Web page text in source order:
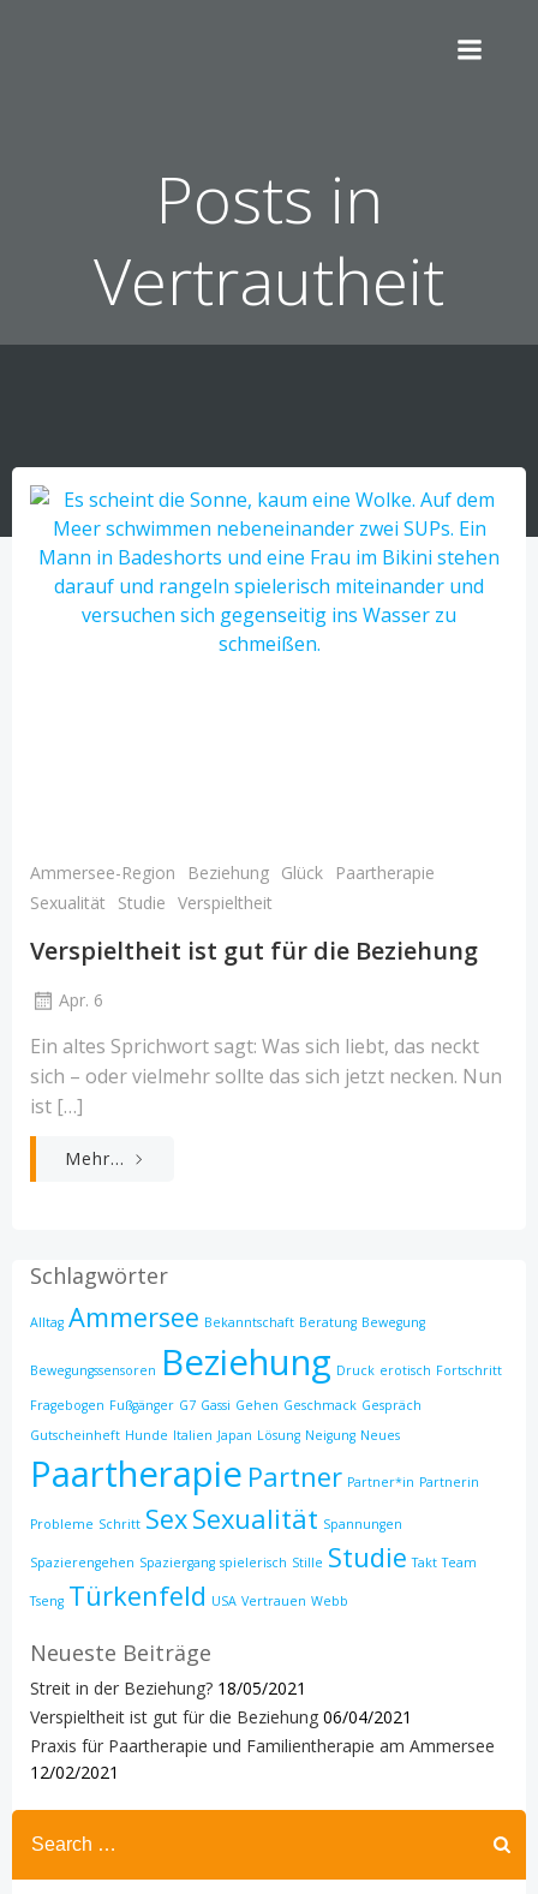
Posts in
Vertrautheit
Ammersee-Region Beziehung Glück
Paartherapie
Sexualität
Studie Verspieltheit
Verspieltheit ist gut für die Beziehung
Apr. 6
Ein altes Sprichwort sagt: Was sich liebt, das neckt
sich – oder vielmehr sollte das sich jetzt necken. Nun
ist […]
Mehr...
Schlagwörter
Alltag Ammersee Bekanntschaft Beratung Bewegung
Bewegungssensoren Beziehung Druck erotisch Fortschritt
Fragebogen Fußgänger G7 Gassi Gehen Geschmack Gespräch
Gutscheinheft Hunde Italien Japan Lösung Neigung Neues
Paartherapie Partner Partner*in Partnerin
Probleme Schritt SexSexualität Spannungen
Spazierengehen Spaziergang spielerisch Stille Studie Takt Team
Tseng Türkenfeld USA Vertrauen Webb
Neueste Beiträge
Streit in der Beziehung? 18/05/2021
Verspieltheit ist gut für die Beziehung 06/04/2021
Praxis für Paartherapie und Familientherapie am Ammersee
12/02/2021
Search
for: